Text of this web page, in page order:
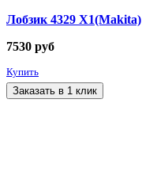
Лобзик 4329 Х1(Makita)
7530 руб
Купить
Заказать в 1 клик